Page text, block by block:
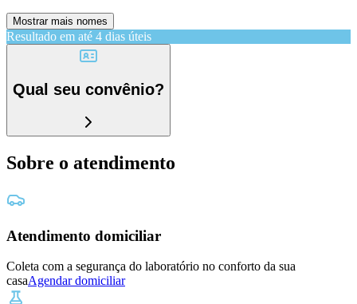
Mostrar mais nomes
Resultado em até 4 dias úteis
Qual seu convênio?
Sobre o atendimento
Atendimento domiciliar
Coleta com a segurança do laboratório no conforto da sua
casaAgendar domiciliar